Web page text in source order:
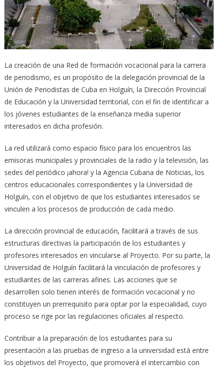
La creación de una Red de formación vocacional para la carrera
de periodismo, es un propósito de la delegación provincial de la
Unión de Periodistas de Cuba en Holguín, la Dirección Provincial
de Educación y la Universidad territorial, con el fin de identificar a
los jóvenes estudiantes de la enseñanza media superior
interesados en dicha profesión.
La red utilizará como espacio físico para los encuentros las
emisoras municipales y provinciales de la radio y la televisión, las
sedes del periódico ¡ahora! y la Agencia Cubana de Noticias, los
centros educacionales correspondientes y la Universidad de
Holguín, con el objetivo de que los estudiantes interesados se
vinculen a los procesos de producción de cada medio.
La dirección provincial de educación, facilitará a través de sus
estructuras directivas la participación de los estudiantes y
profesores interesados en vincularse al Proyecto. Por su parte, la
Universidad de Holguín facilitará la vinculación de profesores y
estudiantes de las carreras afines. Las acciones que se
desarrollen solo tienen interés de formación vocacional y no
constituyen un prerrequisito para optar por la especialidad, cuyo
proceso se rige por las regulaciones oficiales al respecto.
Contribuir a la preparación de los estudiantes para su
presentación a las pruebas de ingreso a la universidad está entre
los objetivos del Proyecto, que promoverá el intercambio con